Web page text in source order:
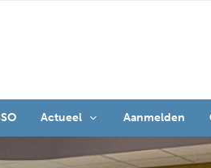
Actueel Aanmelden